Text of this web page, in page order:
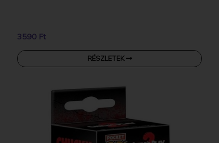
3590 Ft
RÉSZLETEK